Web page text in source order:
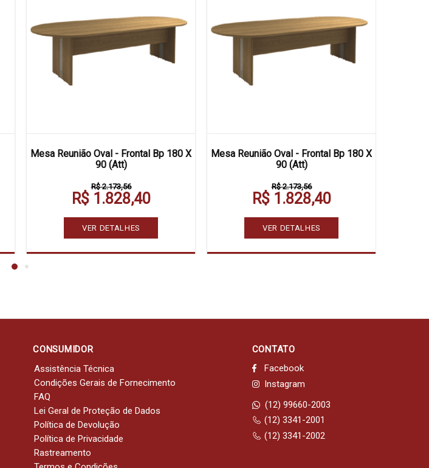
Mesa Reunião Oval - Frontal Bp 180 X
90 (Att)
R$ 2.173,56
R$ 1.828,40
VER DETALHES
Mesa Reunião Oval - Frontal Bp 180 X
90 (Att)
R$ 2.173,56
R$ 1.828,40
VER DETALHES
CONSUMIDOR
Assistência Técnica
Condições Gerais de Fornecimento
FAQ
Lei Geral de Proteção de Dados
Política de Devolução
Política de Privacidade
Rastreamento
CONTATO
Facebook
Instagram
(12) 99660-2003
(12) 3341-2001
(12) 3341-2002